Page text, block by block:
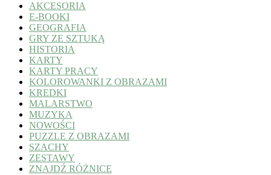
AKCESORIA
E-BOOKI
GEOGRAFIA
GRY ZE SZTUKĄ
HISTORIA
KARTY
KARTY PRACY
KOLOROWANKI Z OBRAZAMI
KREDKI
MALARSTWO
MUZYKA
NOWOŚCI
PUZZLE Z OBRAZAMI
SZACHY
ZESTAWY
ZNAJDŹ RÓŻNICE